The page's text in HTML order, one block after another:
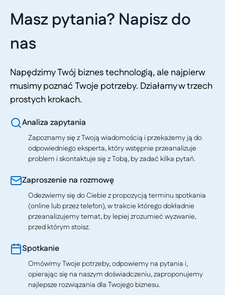
Masz pytania? Napisz do
nas
Napędzimy Twój biznes technologią, ale najpierw
musimy poznać Twoje potrzeby. Działamy w trzech
prostych krokach.
Analiza zapytania
Zapoznamy się z Twoją wiadomością i przekażemy ją do
odpowiedniego eksperta, który wstępnie przeanalizuje
problem i skontaktuje się z Tobą, by zadać kilka pytań.
Zaproszenie na rozmowę
Odezwiemy się do Ciebie z propozycją terminu spotkania
(online lub przez telefon), w trakcie którego dokładnie
przeanalizujemy temat, by lepiej zrozumieć wyzwanie,
przed którym stoisz.
Spotkanie
Omówimy Twoje potrzeby, odpowiemy na pytania i,
opierając się na naszym doświadczeniu, zaproponujemy
najlepsze rozwiązania dla Twojego biznesu.